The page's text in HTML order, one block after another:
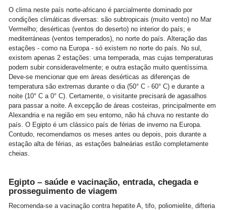
O clima neste país norte-africano é parcialmente dominado por
condições climáticas diversas: são subtropicais (muito vento) no Mar
Vermelho; desérticas (ventos do deserto) no interior do país; e
mediterráneas (ventos temperados), no norte do país. Alteração das
estações - como na Europa - só existem no norte do país. No sul,
existem apenas 2 estações: uma temperada, mas cujas temperaturas
podem subir consideravelmente; e outra estação muito quentíssima.
Deve-se mencionar que em áreas desérticas as diferenças de
temperatura são extremas durante o dia (50° C - 60° C) e durante a
noite (10° C a 0° C). Certamente, o visitante precisará de agasalhos
para passar a noite. A excepção de áreas costeiras, principalmente em
Alexandria e na região em seu entorno, não há chuva no restante do
país. O Egipto é um clássico país de férias de inverno na Europa.
Contudo, recomendamos os meses antes ou depois, pois durante a
estação alta de férias, as estações balneárias estão completamente
cheias.
Egipto – saúde e vacinação, entrada, chegada e
prosseguimento de viagem
Recomenda-se a vacinação contra hepatite A, tifo, poliomielite, difteria